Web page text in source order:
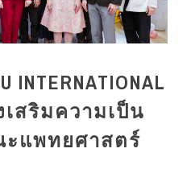
INTERNATIONAL
เสริมความเป็น
แพทยศาสตร์